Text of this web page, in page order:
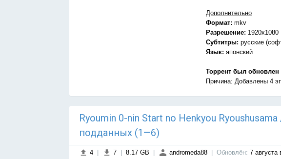
Дополнительно
Формат: mkv
Разрешение: 1920x1080
Субтитры: русские
Язык: японский
Торрент был обновлен
Причина: Добавлены 4
Ryoumin 0-nin Start no Henkyou
подданных (1—6)
4 7 8.17 GB andromeda88 Обновлён: 7 августа